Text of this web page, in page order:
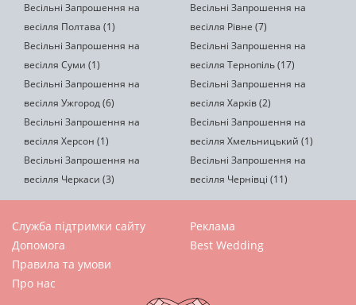
Весільні Запрошення на
весілля Полтава (1)
Весільні Запрошення на
весілля Рівне (7)
Весільні Запрошення на
весілля Суми (1)
Весільні Запрошення на
весілля Тернопіль (17)
Весільні Запрошення на
весілля Ужгород (6)
Весільні Запрошення на
весілля Харків (2)
Весільні Запрошення на
весілля Херсон (1)
Весільні Запрошення на
весілля Хмельницький (1)
Весільні Запрошення на
весілля Черкаси (3)
Весільні Запрошення на
весілля Чернівці (11)
Служба підтримки сайту
Допомога
Правила та умови
Про нас
Реклама
Best Wedding